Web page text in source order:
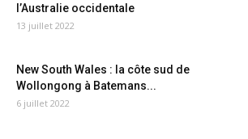
l’Australie occidentale
13 juillet 2022
New South Wales : la côte sud de
Wollongong à Batemans...
6 juillet 2022